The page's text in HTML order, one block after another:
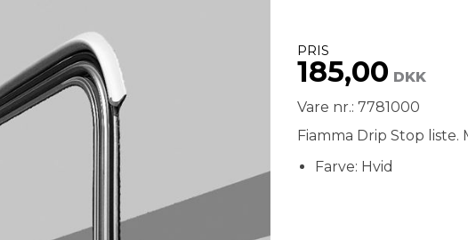
PRIS
185,00 DKK
Vare nr.: 7781000
Fiamma Drip Stop
Farve: Hvid